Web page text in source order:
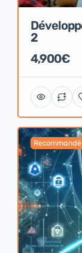
2
4,900€
Recommandé